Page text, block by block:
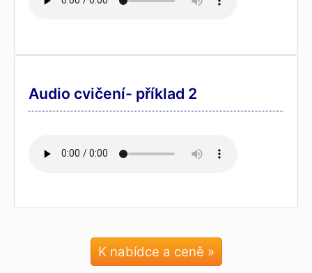
Audio cvičení- příklad 2
K nabídce a ceně »